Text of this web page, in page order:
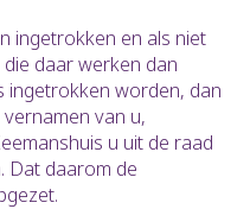
ingetrokken en als niet
daar werken dan
ingetrokken worden, dan
van u,
u uit de raad
Dat daarom de